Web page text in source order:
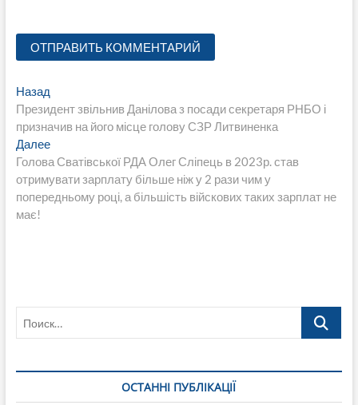
Навигация
по
записям
НазадПредыдущая
запись:
Президент звільнив Данілова з посади секретаря РНБО і
призначив на його місце голову СЗР Литвиненка
ДалееСледующая
запись:
Голова Сватівської РДА Олег Сліпець в 2023р. став
отримувати зарплату більше ніж у 2 рази чим у
попередньому році, а більшість війскових таких зарплат не
має!
Поиск…
ОСТАННІ ПУБЛІКАЦІЇ